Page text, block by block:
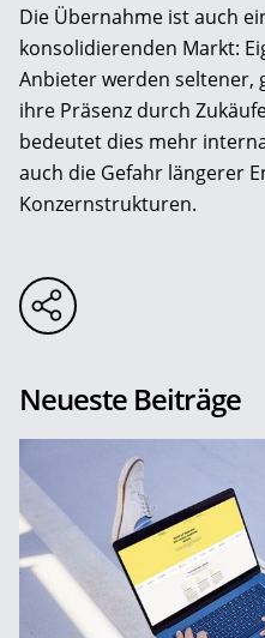
Die Übernahme ist auch
konsolidierenden Markt:
Anbieter werden seltener,
ihre Präsenz durch
bedeutet dies mehr
auch die Gefahr längerer
Konzernstrukturen.
Neueste Beiträge